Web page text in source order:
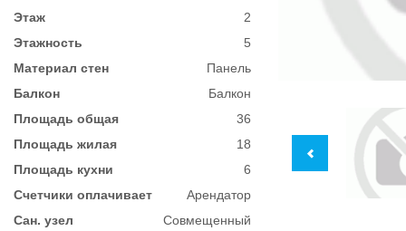
Этаж
2
Этажность
5
Материал стен
Панель
Балкон
Балкон
Площадь общая
36
Площадь жилая
18
Площадь кухни
6
Счетчики оплачивает
Арендатор
Сан. узел
Совмещенный